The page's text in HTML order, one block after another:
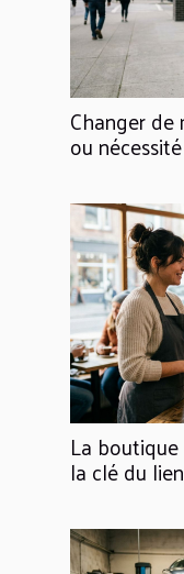
Changer
ou
La
la clé du